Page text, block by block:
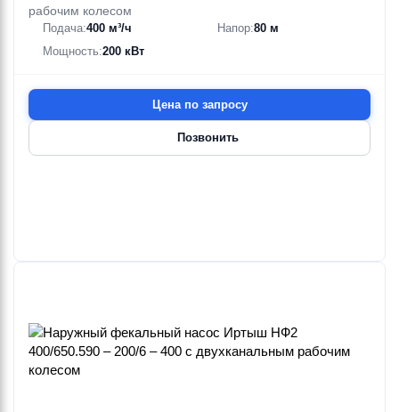
рабочим колесом
Подача:400 м³/ч Напор:80 м
Мощность:200 кВт
Цена по запросу
Позвонить